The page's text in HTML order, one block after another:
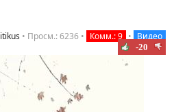
• Просм.: 6236 • Комм.: 9 • Видео
-20